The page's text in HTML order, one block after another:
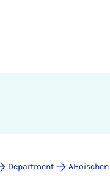
Department AHoischen